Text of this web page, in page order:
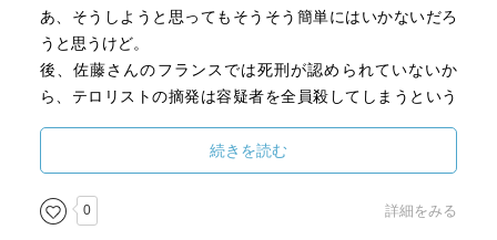
ほぼ毎日手紙を送っていたんですが、政局などの重要事項
があるときは白い封筒に入れ普段は茶封筒に入れていまし
封筒を見るだけで何が重要メッセージかわかるようにして
いたんです。
そういう識別がインテリジェンスや政治の世界では非常に
可聴域が広い犬には聞こえる。（佐藤）
あ、そうしようと思ってもそうそう簡単にはいかないだろ
うと思うけど。
後、佐藤さんのフランスでは死刑が認められていないか
ら、テロリストの摘発は容疑者を全員殺してしまうという
がないと逮捕せずに警察が殺害するということもあるの
か。いやでも、アメリカでは死刑はあるけど、テロリスト
は逮捕せずに殺害してたような…。
そういうこともあって、佐藤さんの考えはところどころ大
続きを読む
0 詳細をみる